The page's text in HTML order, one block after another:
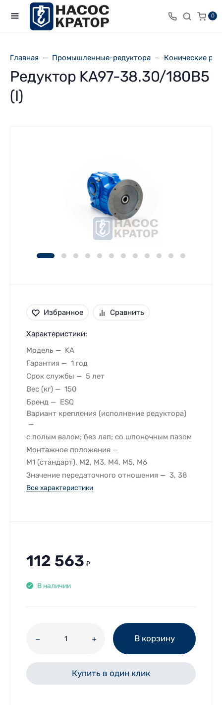
0
Главная Промышленные-редуктора Конические
Редуктор KA97-38.30/180В5
(I)
Избранное Сравнить
Характеристики:
Модель
KA
Гарантия
1 год
Срок службы
5 лет
Вес (кг)
150
Бренд
ESQ
Вариант крепления (исполнение редуктора)
с полым валом; без лап; со шпоночным пазом
Монтажное положение
M1 (стандарт), M2, M3, M4, M5, M6
Значение передаточного отношения
3, 38
Все характеристики
112 563 ₽
В наличии
В корзину
Купить в один клик